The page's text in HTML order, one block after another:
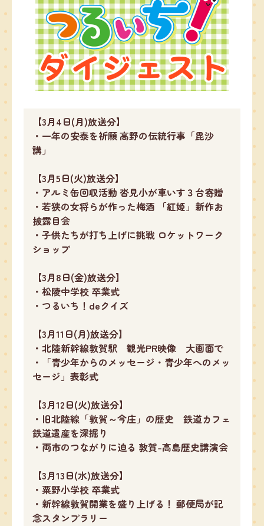
【3月4日(月)放送分】
・一年の安泰を祈願 高野の伝統行事「毘沙
講」
【3月5日(火)放送分】
・アルミ缶回収活動 沓見小が車いす３台寄贈
・若狭の女将らが作った梅酒 「紅姫」新作お
披露目会
・子供たちが打ち上げに挑戦 ロケットワーク
ショップ
【3月8日(金)放送分】
・松陵中学校 卒業式
・つるいち！deクイズ
【3月11日(月)放送分】
・北陸新幹線敦賀駅 観光PR映像 大画面で
・「青少年からのメッセージ・青少年へのメッ
セージ」表彰式
【3月12日(火)放送分】
・旧北陸線「敦賀～今庄」の歴史 鉄道カフェ
鉄道遺産を深掘り
・両市のつながりに迫る 敦賀-高島歴史講演会
【3月13日(水)放送分】
・粟野小学校 卒業式
・新幹線敦賀開業を盛り上げる！ 郵便局が記
念スタンプラリー